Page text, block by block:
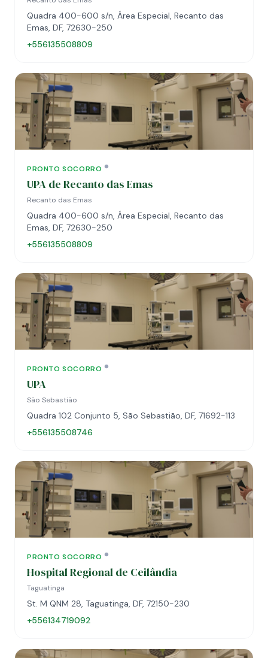
Quadra 400-600 s/n, Área Especial, Recanto das
Emas, DF, 72630-250
+556135508809
PRONTO SOCORRO
UPA de Recanto das Emas
Recanto das Emas
Quadra 400-600 s/n, Área Especial, Recanto das
Emas, DF, 72630-250
+556135508809
PRONTO SOCORRO
UPA
São Sebastião
Quadra 102 Conjunto 5, São Sebastião, DF, 71692-113
+556135508746
PRONTO SOCORRO
Hospital Regional de Ceilândia
Taguatinga
St. M QNM 28, Taguatinga, DF, 72150-230
+556134719092